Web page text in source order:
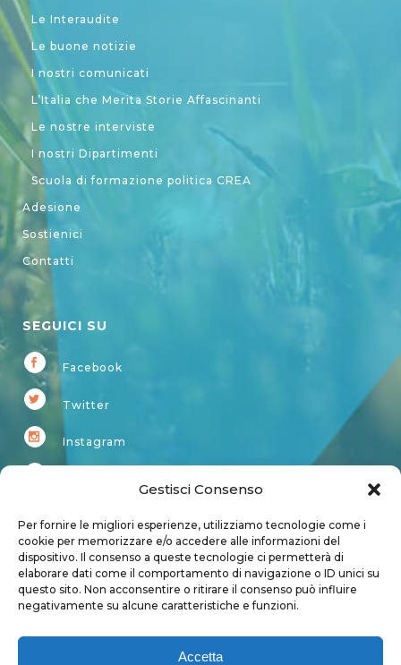
Gestisci Consenso
Per fornire le migliori esperienze, utilizziamo tecnologie come i
cookie per memorizzare e/o accedere alle informazioni del
dispositivo. Il consenso a queste tecnologie ci permetterà di
elaborare dati come il comportamento di navigazione o ID unici su
questo sito. Non acconsentire o ritirare il consenso può influire
negativamente su alcune caratteristiche e funzioni.
Accetta
Le Interaudite
Le buone notizie
I nostri comunicati
L’Italia che Merita Storie Affascinanti
Le nostre interviste
I nostri Dipartimenti
Scuola di formazione politica CREA
Adesione
Sostienici
Contatti
SEGUICI SU
Facebook
Twitter
Instagram
Account
Login